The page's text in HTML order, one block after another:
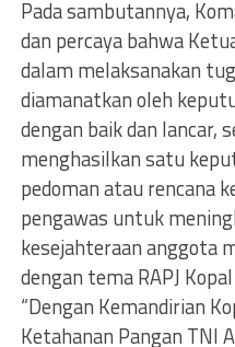
Pada sambutannya,
dan percaya bahwa
dalam melaksanakan
diamanatkan oleh
dengan baik dan lancar,
menghasilkan satu
pedoman atau rencana
pengawas untuk
kesejahteraan anggota
dengan tema RAPJ
“Dengan Kemandirian
Ketahanan Pangan TNI